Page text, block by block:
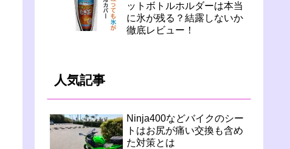
ットボトルホルダーは本当
に氷が残る？結露しないか
徹底レビュー！
人気記事
Ninja400などバイクのシー
トはお尻が痛い交換も含め
た対策とは